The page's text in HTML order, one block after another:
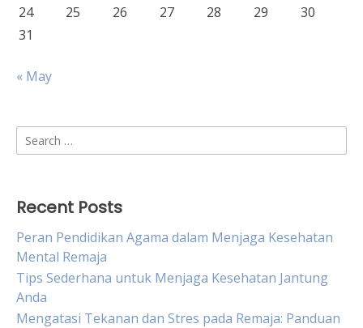
24
25 26 27 28 29
30
31
« May
Search
for:
Recent Posts
Peran Pendidikan Agama dalam Menjaga Kesehatan
Mental Remaja
Tips Sederhana untuk Menjaga Kesehatan Jantung
Anda
Mengatasi Tekanan dan Stres pada Remaja: Panduan